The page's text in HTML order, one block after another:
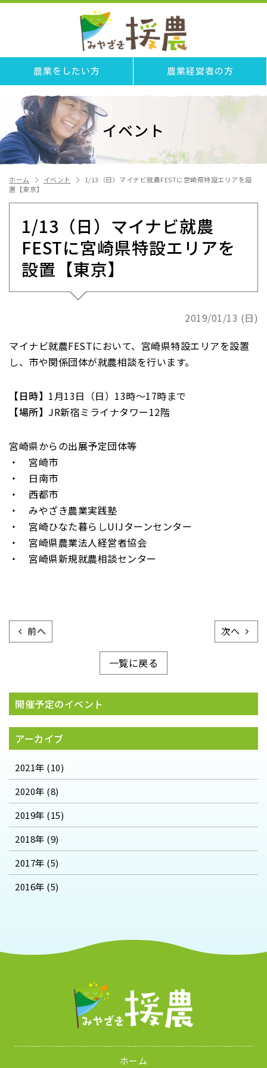
農業をしたい方 農業経営者の方
イベント
ホーム イベント
1/13（日）マイナビ就農FESTに宮崎県特設エリアを設
置【東京】
1/13（日）マイナビ就農
FESTに宮崎県特設エリアを
設置【東京】
2019/01/13 (日)
マイナビ就農FESTにおいて、宮崎県特設エリアを設置
し、市や関係団体が就農相談を行います。
【日時】 1月13日（日）13時～17時まで
【場所】 JR新宿ミライナタワー12階
宮崎県からの出展予定団体等
・ 宮崎市
・ 日南市
・ 西都市
・ みやざき農業実践塾
・ 宮崎ひなた暮らしUIJターンセンター
・ 宮崎県農業法人経営者協会
・ 宮崎県新規就農相談センター
次へ
前へ
一覧に戻る
開催予定のイベント
アーカイブ
2021年 (10)
2020年 (8)
2019年 (15)
2018年 (9)
2017年 (5)
2016年 (5)
ホーム